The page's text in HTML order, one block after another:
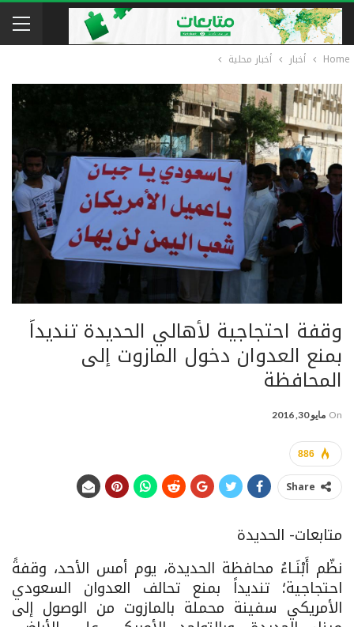
Home أخبار أخبار محلية
وقفة احتجاجية لأهالي الحديدة تنديداً
بمنع العدوان دخول المازوت إلى
المحافظة
On مايو 30, 2016
886
Share
متابعات- الحديدة
نظّم أَبْنَـاءُ محافظة الحديدة، يوم أمس الأحد، وقفةً
احتجاجية؛ تنديداً بمنع تحالف العدوان السعودي
الأمريكي سفينة محملة بالمازوت من الوصول إلى